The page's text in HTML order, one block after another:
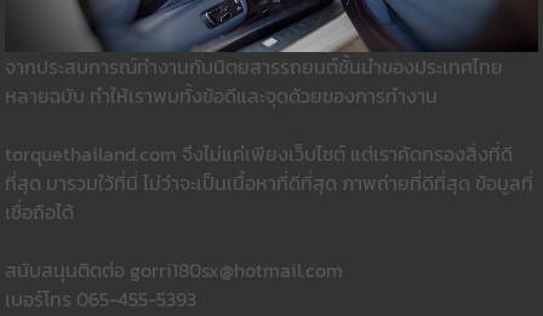
จากประสบการณ์ทำงานกับนิตยสารรถยนต์ชั้นนำของประเทศไทย
หลายฉบับ ทำให้เราพบทั้งข้อดีและจุดด้วยของการทำงาน
torquethailand.com จึงไม่แค่เพียงเว็บไซต์ แต่เราคัดกรองสิ่งที่ดี
ที่สุด มารวมใว้ที่นี่ ไม่ว่าจะเป็นเนื้อหาที่ดีที่สุด ภาพถ่ายที่ดีที่สุด ข้อมูลที่
เชื่อถือได้
สนับสนุนติดต่อ gorri180sx@hotmail.com
เบอร์โทร 065-455-5393